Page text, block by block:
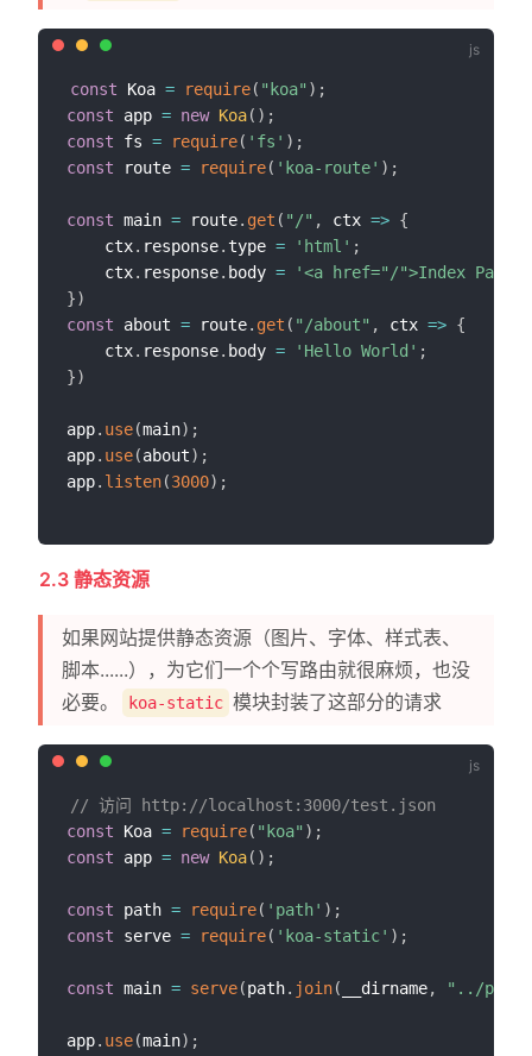
const Koa = require( "koa" ) ;
const app = new Koa( ) ;
const fs = require( 'fs' ) ;
const route = require( 'koa-route' ) ;
const main = route. get ( "/" , ctx => {
    ctx
. response. type = 'html' ;
    ctx
. response. body =
'<a href="/">Index
})
const about = route. get ( "/about" , ctx => {
    ctx
. response. body = 'Hello World' ;
})
app. use(main) ;
app. use(about) ;
app. listen(3000) ;
2.3 静态资源
如果网站提供静态资源（图片、字体、样式表、
脚本......），为它们一个个写路由就很麻烦，也没
必要。
koa-static 模块封装了这部分的请求
// 访问 http://localhost:3000/test.json
const Koa = require( "koa" ) ;
const app = new Koa( ) ;
const path = require( 'path' ) ;
const serve = require( 'koa-static' ) ;
const main = serve(path. join( __dirname, "../
app. use(main) ;